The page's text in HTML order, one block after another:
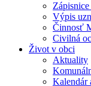
Výpis
Činnosť
Civilná
Život v obci
Aktuality
Kalendár